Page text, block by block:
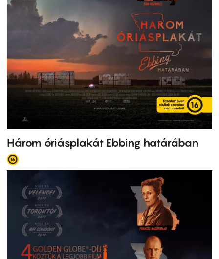
Három óriásplakát Ebbing határában